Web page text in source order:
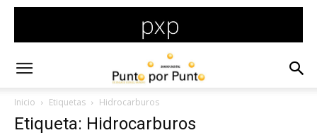
Inicio Etiquetas Hidrocarburos
Etiqueta: Hidrocarburos